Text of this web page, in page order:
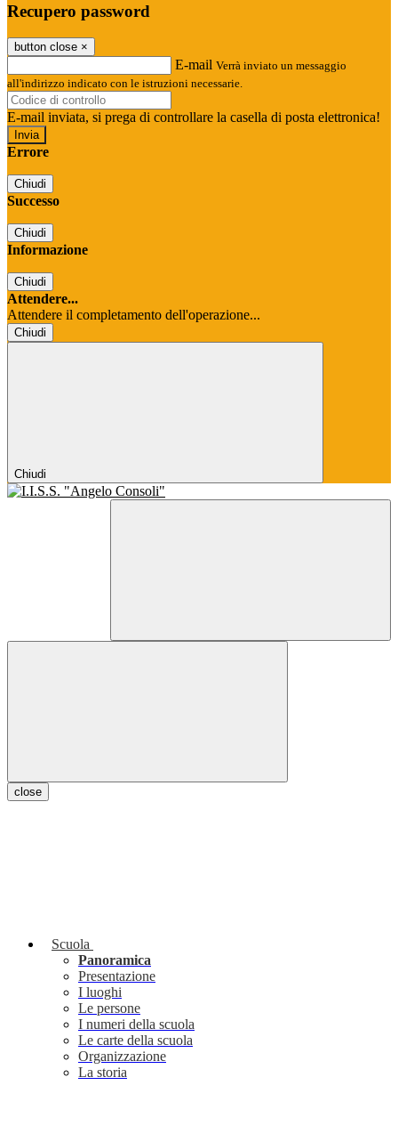
Recupero password
button close ×
E-mail Verrà inviato un messaggio
all'indirizzo indicato con le istruzioni necessarie.
E-mail inviata, si prega di controllare la casella di posta elettronica!
Errore
Chiudi
Successo
Chiudi
Informazione
Chiudi
Attendere...
Attendere il completamento dell'operazione...
Chiudi
Chiudi
close
Scuola
Panoramica
Presentazione
I luoghi
Le persone
I numeri della scuola
Le carte della scuola
Organizzazione
La storia